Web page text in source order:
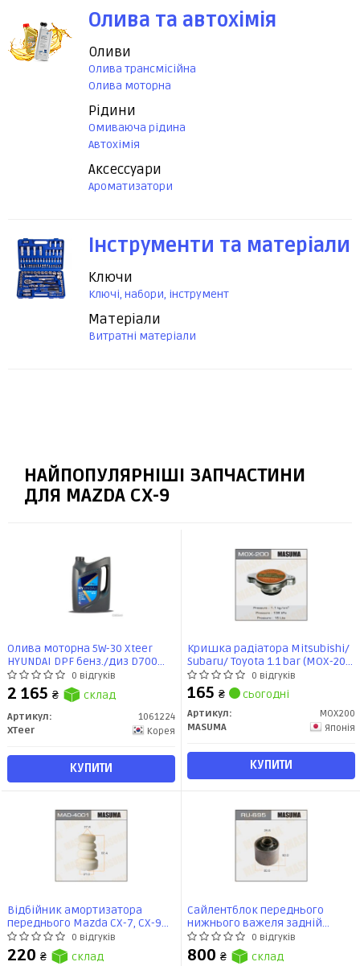
Олива та автохімія
Оливи
Олива трансмісійна
Олива моторна
Рідини
Омиваюча рідина
Автохімія
Аксессуари
Ароматизатори
Інструменти та матеріали
Ключи
Ключі, набори, інструмент
Матеріали
Витратні матеріали
НАЙПОПУЛЯРНІШІ ЗАПЧАСТИНИ
ДЛЯ MAZDA CX-9
Олива моторна 5W-30 Xteer
HYUNDAI DPF бенз./диз D700
API SP, ACEA C2/C3, 6л, синт
0 відгуків
2 165 ₴ склад
Артикул:
1061224
XTeer
Корея
КУПИТИ
Кришка радіатора Mitsubishi/
Subaru/ Toyota 1.1 bar (MOX-200)
MASUMA
0 відгуків
165 ₴ сьогодні
Артикул:
MOX200
MASUMA
Японія
КУПИТИ
Відбійник амортизатора
переднього Mazda CX-7, CX-9
(06-15) (MAD-4001) MASUMA
0 відгуків
220 ₴ склад
Сайлентблок переднього
нижнього важеля задній
Mazda CX-7 (06-), CX-9 (06-12)
(RU-695) MASUMA
0 відгуків
800 ₴ склад